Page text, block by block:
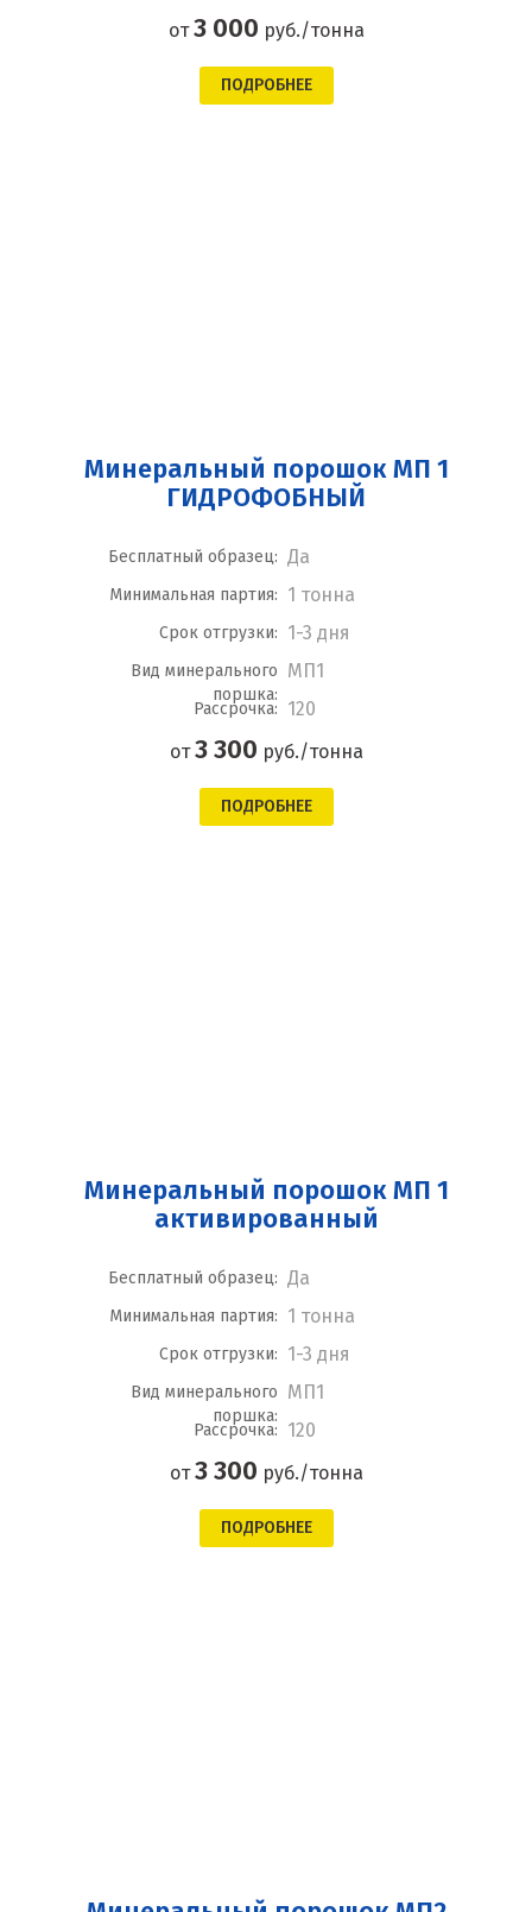
от3 000 руб./тонна
ПОДРОБНЕЕ
Минеральный порошок МП 1
ГИДРОФОБНЫЙ
Бесплатный образец: Да
Минимальная партия: 1 тонна
Срок отгрузки: 1-3 дня
Вид минерального
поршка:
МП1
Рассрочка: 120
от3 300 руб./тонна
ПОДРОБНЕЕ
Минеральный порошок МП 1
активированный
Бесплатный образец: Да
Минимальная партия: 1 тонна
Срок отгрузки: 1-3 дня
Вид минерального
поршка:
МП1
Рассрочка: 120
от3 300 руб./тонна
ПОДРОБНЕЕ